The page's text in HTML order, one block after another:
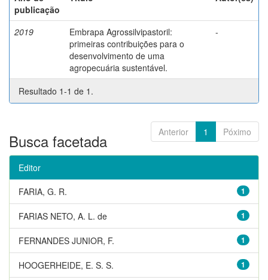
publicação
2019
Embrapa Agrossilvipastoril:
primeiras contribuições para o
desenvolvimento de uma
agropecuária sustentável.
-
Resultado 1-1 de 1.
Anterior 1 Póximo
Busca facetada
Editor
1
FARIA, G. R.
1
FARIAS NETO, A. L. de
1
FERNANDES JUNIOR, F.
1
HOOGERHEIDE, E. S. S.